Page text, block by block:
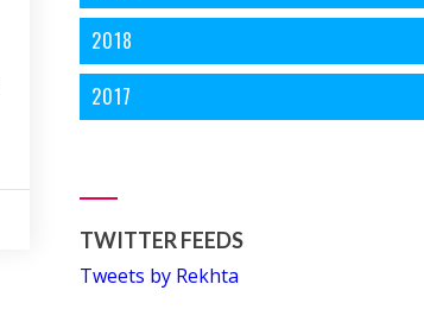
2018
2017
TWITTER FEEDS
Tweets by Rekhta